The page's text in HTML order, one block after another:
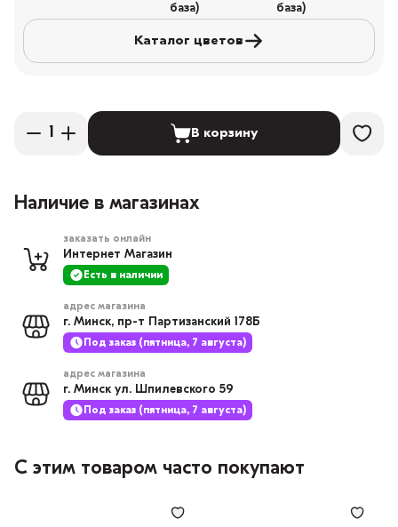
база)
база)
Каталог цветов
В корзину
Наличие в магазинах
заказать онлайн
Интернет Магазин
Есть в наличии
адрес магазина
г. Минск, пр-т Партизанский 178Б
Под заказ (пятница, 7 августа)
адрес магазина
г. Минск ул. Шпилевского 59
Под заказ (пятница, 7 августа)
С этим товаром часто покупают